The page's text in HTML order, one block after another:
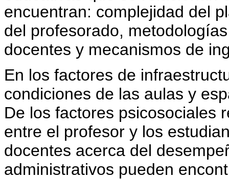
encuentran: complejidad del
del profesorado,
docentes y mecanismos de
En los factores de
condiciones de las aulas y
De los factores psicosociales
entre el profesor y los
docentes acerca del
administrativos pueden